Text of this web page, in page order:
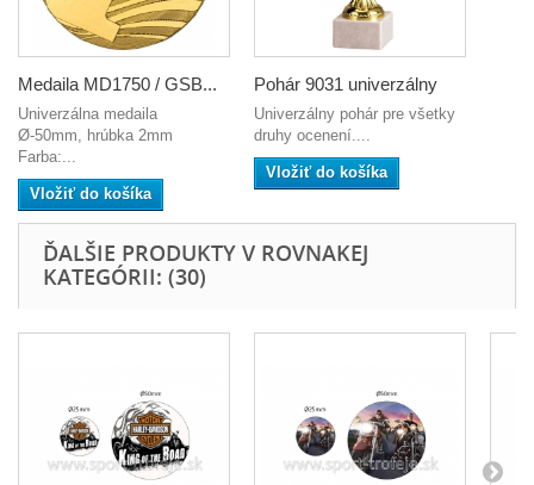
Medaila MD1750 / GSB...
Univerzálna medaila
Ø-50mm, hrúbka 2mm
Farba:...
Vložiť do košíka
Pohár 9031 univerzálny
Univerzálny pohár pre všetky
druhy ocenení....
Vložiť do košíka
ĎALŠIE PRODUKTY V ROVNAKEJ
KATEGÓRII: (30)